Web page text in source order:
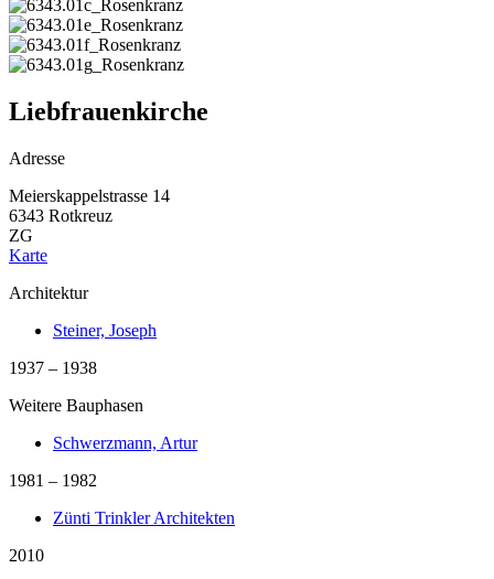
Liebfrauenkirche
Adresse
Meierskappelstrasse 14
6343 Rotkreuz
ZG
Karte
Architektur
Steiner, Joseph
1937 – 1938
Weitere Bauphasen
Schwerzmann, Artur
1981 – 1982
Zünti Trinkler Architekten
2010